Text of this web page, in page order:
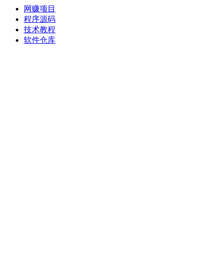
网赚项目
程序源码
技术教程
软件仓库